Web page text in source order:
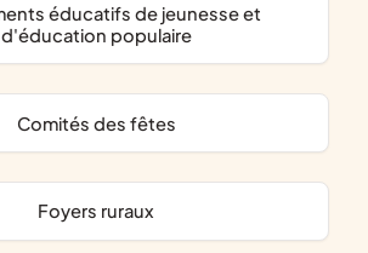
d'éducation populaire
comités des fêtes
foyers ruraux